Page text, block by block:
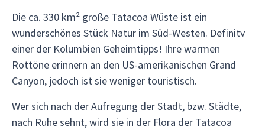
Die ca. 330 km² große Tatacoa Wüste ist ein
wunderschönes Stück Natur im Süd-Westen. Definitv
einer der Kolumbien Geheimtipps! Ihre warmen
Rottöne erinnern an den US-amerikanischen Grand
Canyon, jedoch ist sie weniger touristisch.
Wer sich nach der Aufregung der Stadt, bzw. Städte,
nach Ruhe sehnt, wird sie in der Flora der Tatacoa